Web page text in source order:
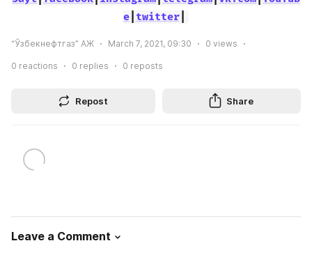
e| twitter|
“Ўзбекнефтгаз” АЖ March 7, 2021, 09:30 0 views
0 reactions 0 replies 0 reposts
Repost Share
Leave a Comment